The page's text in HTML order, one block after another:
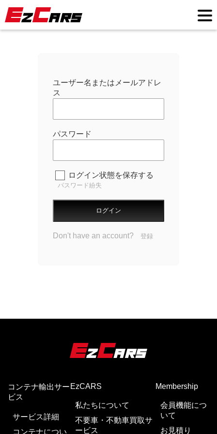
ユーザー名またはメールアドレ
ス
パスワード
ログイン状態を保存する
パスワード紛失
Don't have an account? 登録
コンテナ輸出サー
ビス
サービス詳細
コンテナについ
EzCARS
私たちについて
不要車・不動車買取サ
ービス
Membership
会員機能につ
いて
お見積り